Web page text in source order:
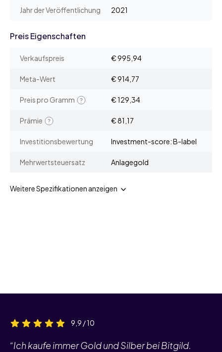
Jahr der Veröffentlichung 2021
Preis Eigenschaften
Verkaufspreis € 995,94
Meta-Wert € 914,77
Preis pro Gramm € 129,34
Prämie € 81,17
Investitionsbewertung Investment-score: B-label
Mehrwertsteuersatz Anlagegold
Weitere Spezifikationen anzeigen
9,9 / 10
“Ich kaufe immer Gold und Silber bei Bitgild.